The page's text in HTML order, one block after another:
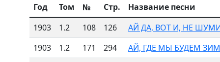
Год
Том № Стр.
Название песни
1903
1.2 108 126
АЙ ДА, ВОТ И, НЕ
1903
1.2 171 294
АЙ, ГДЕ МЫ БУДЕМ